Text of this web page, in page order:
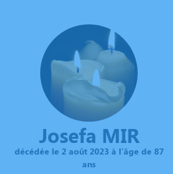
Josefa MIR
décédée le 2 août 2023 à l'âge de 87
ans